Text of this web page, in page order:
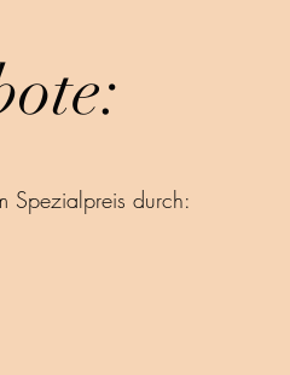
Spezialpreis durch: